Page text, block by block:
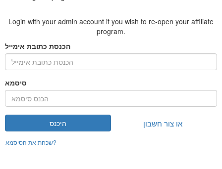
Login with your admin account if you wish to re-open your affiliate
program.
הכנסת כתובת אימייל
סיסמא
היכנס או צור חשבון
שכחת את הסיסמא?